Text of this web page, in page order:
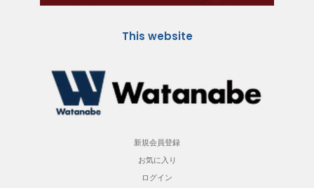
This website
新規会員登録
お気に入り
ログイン